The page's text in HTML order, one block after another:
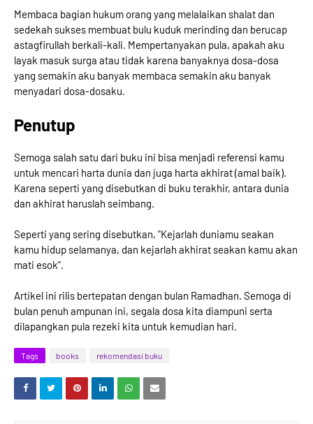
Membaca bagian hukum orang yang melalaikan shalat dan
sedekah sukses membuat bulu kuduk merinding dan berucap
astagfirullah berkali-kali. Mempertanyakan pula, apakah aku
layak masuk surga atau tidak karena banyaknya dosa-dosa
yang semakin aku banyak membaca semakin aku banyak
menyadari dosa-dosaku.
Penutup
Semoga salah satu dari buku ini bisa menjadi referensi kamu
untuk mencari harta dunia dan juga harta akhirat (amal baik).
Karena seperti yang disebutkan di buku terakhir, antara dunia
dan akhirat haruslah seimbang.
Seperti yang sering disebutkan, "Kejarlah duniamu seakan
kamu hidup selamanya, dan kejarlah akhirat seakan kamu akan
mati esok".
Artikel ini rilis bertepatan dengan bulan Ramadhan. Semoga di
bulan penuh ampunan ini, segala dosa kita diampuni serta
dilapangkan pula rezeki kita untuk kemudian hari.
Tags books rekomendasi buku